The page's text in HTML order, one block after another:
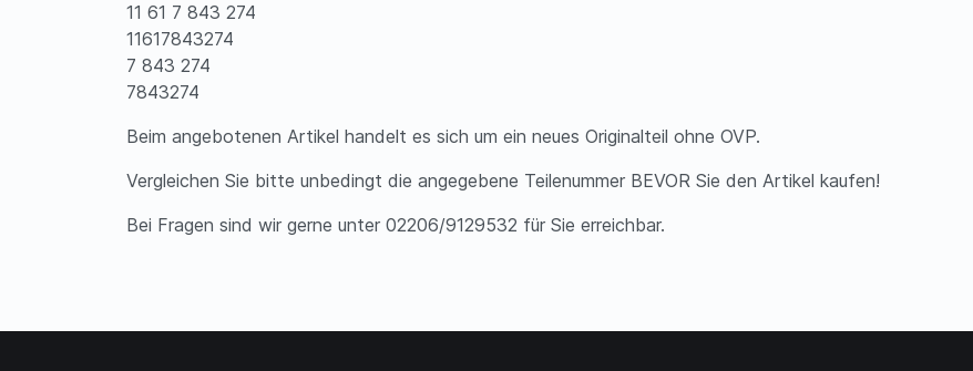
11 61 7 843 274
11617843274
7 843 274
7843274
Beim angebotenen Artikel handelt es sich um ein neues Originalteil ohne OVP.
Vergleichen Sie bitte unbedingt die angegebene Teilenummer BEVOR Sie den Artikel kaufen!
Bei Fragen sind wir gerne unter 02206/9129532 für Sie erreichbar.